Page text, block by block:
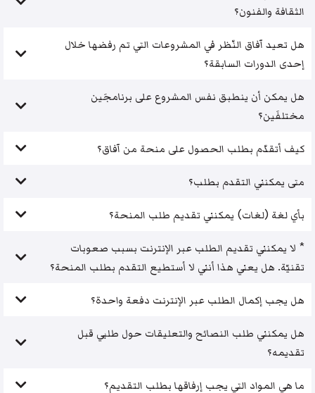
الثقافة والفنون؟
هل تعيد آفاق النّظر في المشروعات التي تم رفضها خلال
إحدى الدورات السابقة؟
هل يمكن أن ينطبق نفس المشروع على برنامجَين
مختلفَين؟
كيف أتقدّم بطلب الحصول على منحة من آفاق؟
متى يمكنني التقدم بطلب؟
بأي لغة (لغات) يمكنني تقديم طلب المنحة؟
* لا يمكنني تقديم الطلب عبر الإنترنت بسبب صعوبات
تقنيّة. هل يعني هذا أنني لا أستطيع التقدم بطلب المنحة؟
هل يجب إكمال الطلب عبر الإنترنت دفعة واحدة؟
هل يمكنني طلب النصائح والتعليقات حول طلبي قبل
تقديمه؟
ما هي المواد التي يجب إرفاقها بطلب التقديم؟